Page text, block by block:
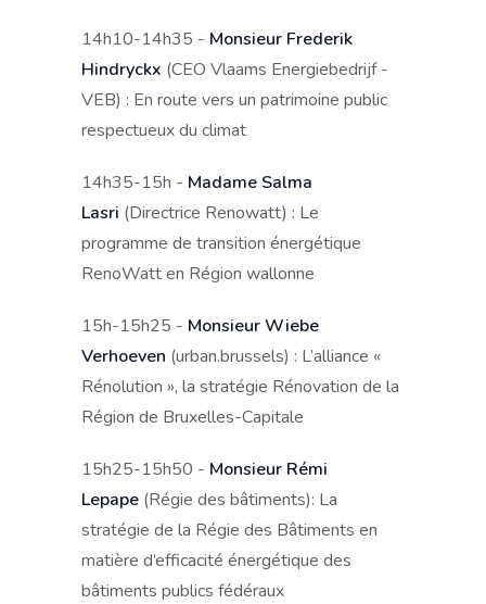
14h10-14h35 - Monsieur Frederik
Hindryckx (CEO Vlaams Energiebedrijf -
VEB) : En route vers un patrimoine public
respectueux du climat
14h35-15h - Madame Salma
Lasri (Directrice Renowatt) : Le
programme de transition énergétique
RenoWatt en Région wallonne
15h-15h25 - Monsieur Wiebe
Verhoeven (urban.brussels) : L’alliance «
Rénolution », la stratégie Rénovation de la
Région de Bruxelles-Capitale
15h25-15h50 - Monsieur Rémi
Lepape(Régie des bâtiments): La
stratégie de la Régie des Bâtiments en
matière d’efficacité énergétique des
bâtiments publics fédéraux